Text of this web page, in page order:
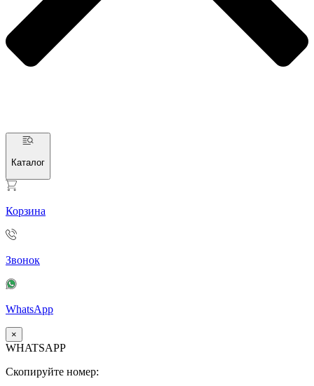
Каталог
Корзина
Звонок
WhatsApp
×
WHATSAPP
Скопируйте номер: